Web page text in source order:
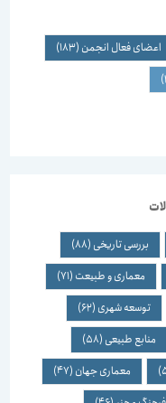
فعال انجمن(183)
بررسی تاریخی(88)
معماری و طبیعت(71)
توسعه شهری(62)
منابع طبیعی(58)
معماری جهان(47)